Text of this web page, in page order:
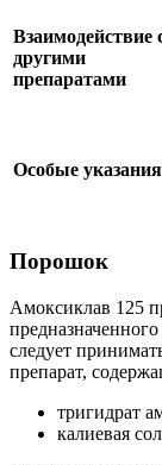
Взаимодействие
другими
препаратами
Особые указания
Порошок
Амоксиклав 125
следует
препарат,
тригидрат
калиевая